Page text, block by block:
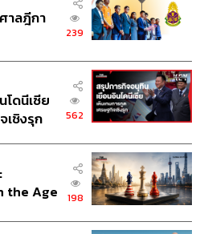
ราคาทองคำได้ทำสถิติสูงสุด
ดอลลาร์ต่อออนซ์
ามารถยืนเหนือระดับดัชนี 104.5
จไม่ได้เห็นบ่อยมากนัก จึง
ทางเศรษฐกิจ แนวโน้มอัตรา
รณ์ของตลาดหุ้นในสหรัฐฯ ต่อไป
STANDARD WEALTH
สะดวกหรือใช้งานอยู่แล้วได้เลย
าลฎีกา
239
ดนีเซีย
เชิงรุก
562
the Age
198